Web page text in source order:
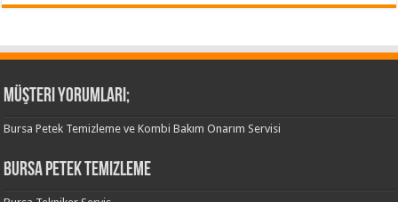
Müşteri Yorumları;
Bursa Petek Temizleme ve Kombi Bakım Onarım Servisi
Bursa Petek Temizleme